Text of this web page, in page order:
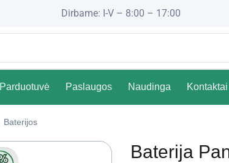
Dirbame: I-V – 8:00 – 17:00
Parduotuvė Paslaugos Naudinga Kontaktai
Baterijos
Baterija